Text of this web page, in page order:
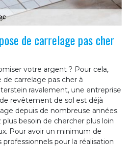
de carrelage pas cher
votre argent ? Pour cela,
carrelage pas cher à
ravalement, une entreprise
revêtement de sol est déjà
depuis de nombreuse années.
plus besoin de chercher plus loin
Pour avoir un minimum de
pour la réalisation